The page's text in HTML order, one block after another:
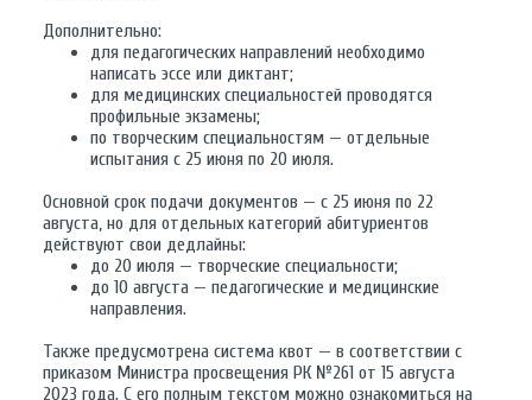
Дополнительно:
для педагогических направлений необходимо
написать эссе или диктант;
для медицинских специальностей проводятся
профильные экзамены;
по творческим специальностям — отдельные
испытания с 25 июня по 20 июля.
Основной срок подачи документов — с 25 июня по 22
августа, но для отдельных категорий абитуриентов
действуют свои дедлайны:
до 20 июля — творческие специальности;
до 10 августа — педагогические и медицинские
направления.
Также предусмотрена система квот — в соответствии с
приказом Министра просвещения РК №261 от 15 августа
2023 года. С его полным текстом можно ознакомиться на